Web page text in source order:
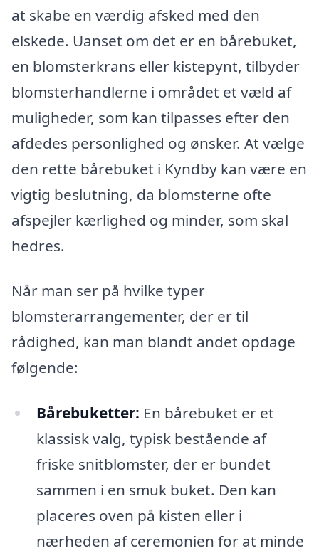
at skabe en værdig afsked med den
elskede. Uanset om det er en bårebuket,
en blomsterkrans eller kistepynt, tilbyder
blomsterhandlerne i området et væld af
muligheder, som kan tilpasses efter den
afdedes personlighed og ønsker. At vælge
den rette bårebuket i Kyndby kan være en
vigtig beslutning, da blomsterne ofte
afspejler kærlighed og minder, som skal
hedres.
Når man ser på hvilke typer
blomsterarrangementer, der er til
rådighed, kan man blandt andet opdage
følgende:
Bårebuketter: En bårebuket er et
klassisk valg, typisk bestående af
friske snitblomster, der er bundet
sammen i en smuk buket. Den kan
placeres oven på kisten eller i
nærheden af ceremonien for at minde